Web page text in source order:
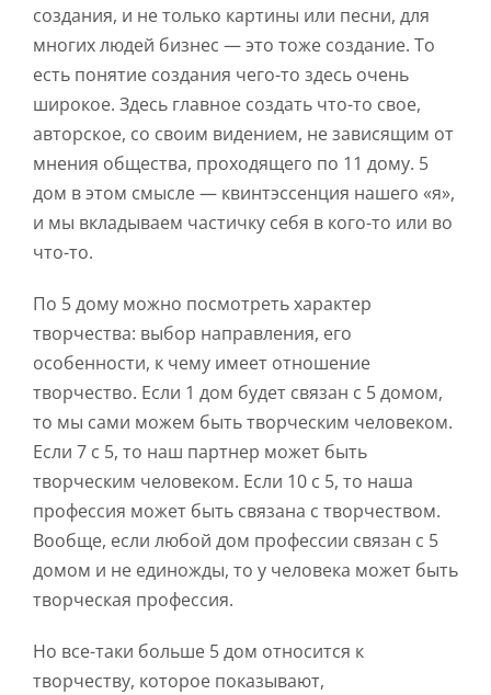
создания, и не только картины или песни, для
многих людей бизнес — это тоже создание. То
есть понятие создания чего-то здесь очень
широкое. Здесь главное создать что-то свое,
авторское, со своим видением, не зависящим от
мнения общества, проходящего по 11 дому. 5
дом в этом смысле — квинтэссенция нашего «я»,
и мы вкладываем частичку себя в кого-то или во
что-то.
По 5 дому можно посмотреть характер
творчества: выбор направления, его
особенности, к чему имеет отношение
творчество. Если 1 дом будет связан с 5 домом,
то мы сами можем быть творческим человеком.
Если 7 с 5, то наш партнер может быть
творческим человеком. Если 10 с 5, то наша
профессия может быть связана с творчеством.
Вообще, если любой дом профессии связан с 5
домом и не единожды, то у человека может быть
творческая профессия.
Но все-таки больше 5 дом относится к
творчеству, которое показывают,